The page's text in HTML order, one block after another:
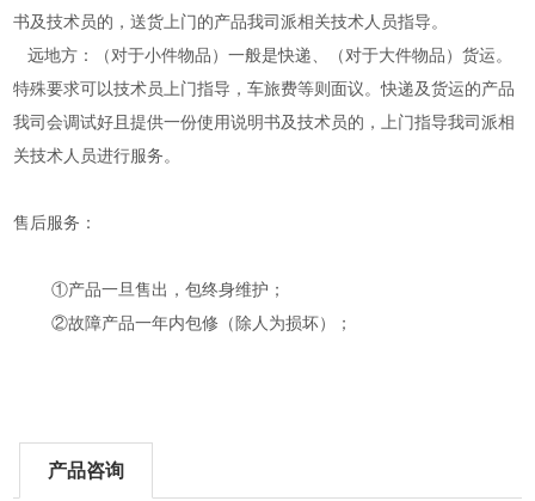
书及技术员的，送货上门的产品我司派相关技术人员指导。
远地方：（对于小件物品）一般是快递、（对于大件物品）货运。
特殊要求可以技术员上门指导，车旅费等则面议。快递及货运的产品
我司会调试好且提供一份使用说明书及技术员的，上门指导我司派相
关技术人员进行服务。
售后服务：
①产品一旦售出，包终身维护；
②故障产品一年内包修（除人为损坏）；
产品咨询